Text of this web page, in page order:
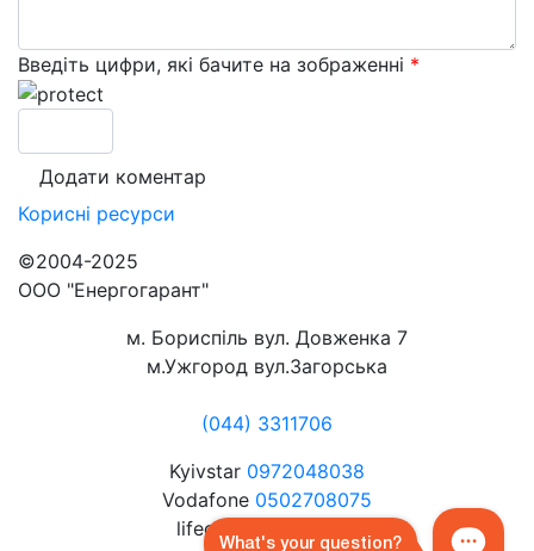
Введіть цифри, які бачите на зображенні *
Корисні ресурси
©2004-2025
ООО "Енергогарант"
м. Бориспіль вул. Довженка 7
м.Ужгород вул.Загорська
(044) 3311706
Kyivstar 0972048038
Vodafone 0502708075
lifecell